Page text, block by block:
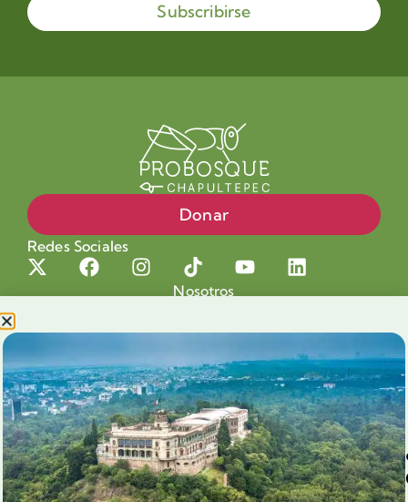
Subscribirse
Donar
Redes Sociales
Nosotros
Nuestra Causa
Productos con Causa
Blog
Voluntariado Chapultepec
Aliados